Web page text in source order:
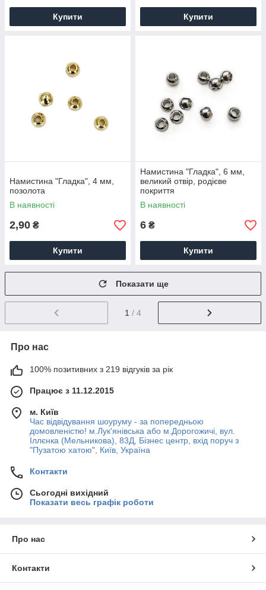
Купити Купити
Намистина "Гладка", 4 мм,
позолота
В наявності
2,90 ₴
Купити
Намистина "Гладка", 6 мм,
великий отвір, родієве
покриття
В наявності
6 ₴
Купити
Показати ще
1 / 4
Про нас
100% позитивних з 219 відгуків за рік
Працює з 11.12.2015
м. Київ
Час відвідування шоуруму - за попередньою
домовленістю! м.Лук'янівська або м.Дорогожичі, вул.
Іллєнка (Мельникова), 83Д, Бізнес центр, вхід поруч з
"Пузатою хатою", Київ, Україна
Контакти
Сьогодні вихідний
Показати весь графік роботи
Про нас
Контакти